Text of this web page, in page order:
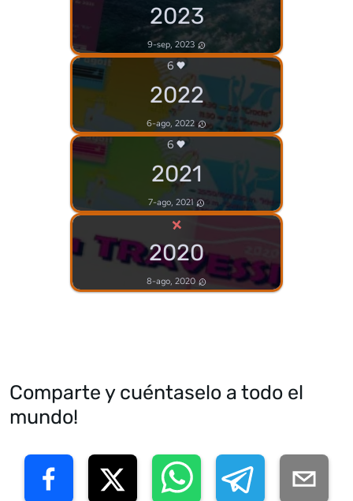
2023
9-sep, 2023
6
2022
6-ago, 2022
6
2021
7-ago, 2021
×
2020
8-ago, 2020
Comparte y cuéntaselo a todo el
mundo!